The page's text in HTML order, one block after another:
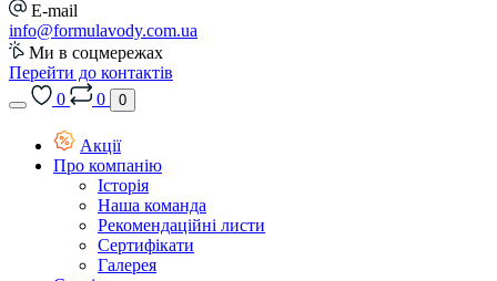
E-mail
info@formulavody.com.ua
Ми в соцмережах
Перейти до контактів
0
0 0
Акції
Про компанію
Історія
Наша команда
Рекомендаційні листи
Сертифікати
Галерея